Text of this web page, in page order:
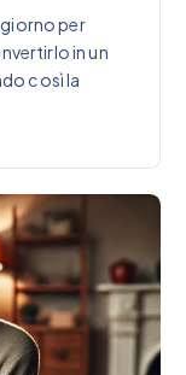
per
in un
così la